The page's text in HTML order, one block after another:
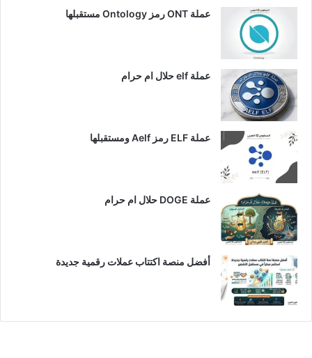
عملة ONT رمز Ontology مستقبلها
عملة elf حلال ام حرام
عملة ELF رمز Aelf ومستقبلها
عملة DOGE حلال ام حرام
أفضل منصة اكتتاب عملات رقمية جديدة